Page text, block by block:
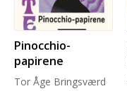
Pinocchio-
papirene
Tor Åge Bringsværd